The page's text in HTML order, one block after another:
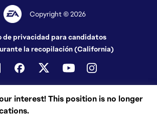
interest! This position is no longer
Copyright © 2026
de privacidad para candidatos
la recopilación (California)